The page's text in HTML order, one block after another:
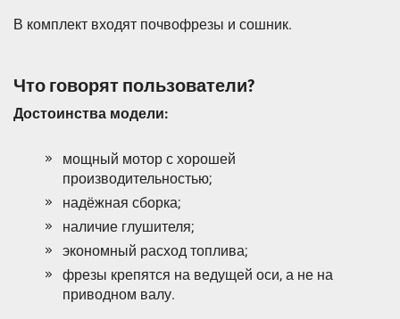
В комплект входят почвофрезы и сошник.
Что говорят пользователи?
Достоинства модели:
мощный мотор с хорошей
производительностью;
надёжная сборка;
наличие глушителя;
экономный расход топлива;
фрезы крепятся на ведущей оси, а не на
приводном валу.